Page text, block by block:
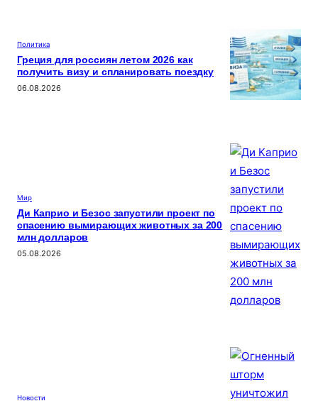
Политика
Греция для россиян летом 2026 как
получить визу и спланировать поездку
06.08.2026
Мир
Ди Каприо и Безос запустили проект по
спасению вымирающих животных за 200
млн долларов
05.08.2026
Новости